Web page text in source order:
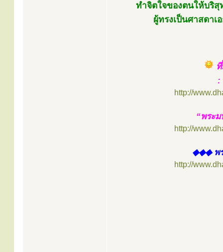
ทำจิตใจของตนให้บริสุ
ผู้ทรงเป็นศาสดา
:
http://
“พระ
http://
◆◆◆ พ
http://